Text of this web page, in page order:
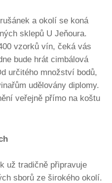
a okolí se koná
sklepů U Jeňoura.
vzorků vín, čeká vás
bude hrát cimbálová
určitého množství bodů,
udělovány diplomy.
veřejně přímo na koštu
už tradičně připravuje
sborů ze širokého okolí.